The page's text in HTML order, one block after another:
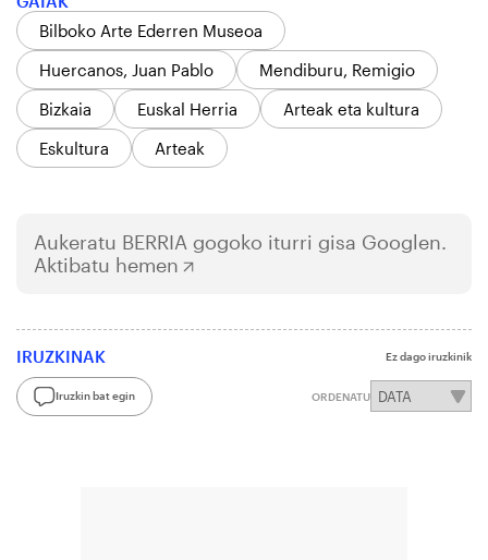
Bilboko Arte Ederren Museoa
Huercanos, Juan Pablo
Mendiburu, Remigio
Bizkaia
Euskal Herria
Arteak eta kultura
Eskultura
Arteak
Aukeratu BERRIA gogoko iturri gisa Googlen.
Aktibatu hemen
IRUZKINAK Ez dago iruzkinik
Iruzkin bat egin ORDENATU